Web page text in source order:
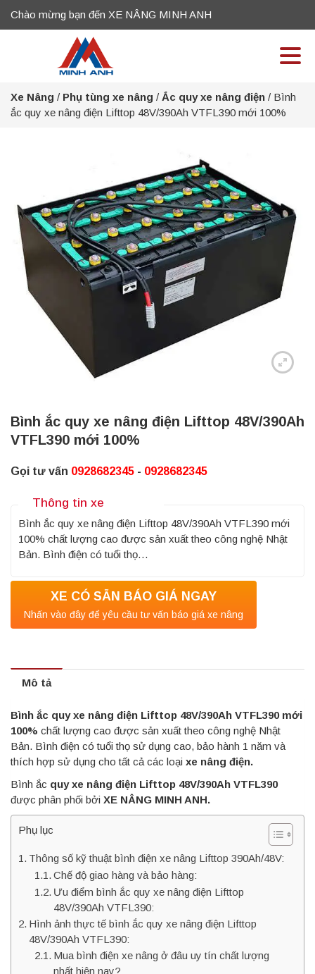
Chào mừng bạn đến XE NÂNG MINH ANH
Xe Nâng / Phụ tùng xe nâng / Ắc quy xe nâng điện / Bình
ắc quy xe nâng điện Lifttop 48V/390Ah VTFL390 mới 100%
Bình ắc quy xe nâng điện Lifttop 48V/390Ah
VTFL390 mới 100%
Gọi tư vấn 0928682345 - 0928682345
Thông tin xe
Bình ắc quy xe nâng điện Lifttop 48V/390Ah VTFL390 mới
100% chất lượng cao được sản xuất theo công nghệ Nhật
Bản. Bình điện có tuổi thọ…
XE CÓ SẴN BÁO GIÁ NGAY
Nhấn vào đây để yêu cầu tư vấn báo giá xe nâng
Mô tả
Bình ắc quy xe nâng điện Lifttop 48V/390Ah VTFL390 mới
100% chất lượng cao được sản xuất theo công nghệ Nhật
Bản. Bình điện có tuổi thọ sử dụng cao, bảo hành 1 năm và
thích hợp sử dụng cho tất cả các loại xe nâng điện.
Bình ắc quy xe nâng điện Lifttop 48V/390Ah VTFL390
được phân phối bởi XE NÂNG MINH ANH.
Phụ lục
Thông số kỹ thuật bình điện xe nâng Lifttop 390Ah/48V:
Chế độ giao hàng và bảo hàng:
Ưu điểm bình ắc quy xe nâng điện Lifttop
48V/390Ah VTFL390:
Hình ảnh thực tế bình ắc quy xe nâng điện Lifttop
48V/390Ah VTFL390:
Mua bình điện xe nâng ở đâu uy tín chất lượng
nhất hiện nay?